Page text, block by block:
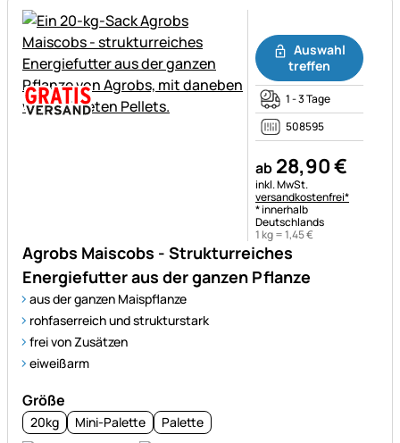
Agrobs Maiscobs - Strukturreiches
Energiefutter aus der ganzen Pflanze
aus der ganzen Maispflanze
rohfaserreich und strukturstark
frei von Zusätzen
eiweißarm
Größe
20kg Mini-Palette Palette
Auswahl
treffen
1 - 3 Tage
508595
ab 28,90€
Steuerhinweis:
inkl. MwSt.
versandkostenfrei*
* innerhalb
Deutschlands
1 kg =1,45€